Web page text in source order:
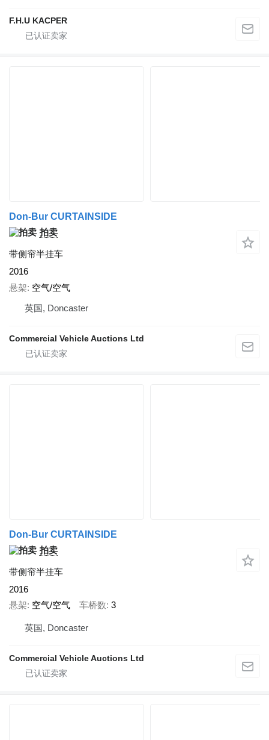
F.H.U KACPER
Don-Bur CURTAINSIDE
拍卖
带侧帘半挂车
2016
悬架 空气/空气
英国, Doncaster
Commercial Vehicle Auctions Ltd
Don-Bur CURTAINSIDE
拍卖
带侧帘半挂车
2016
悬架 空气/空气 车桥数 3
英国, Doncaster
Commercial Vehicle Auctions Ltd